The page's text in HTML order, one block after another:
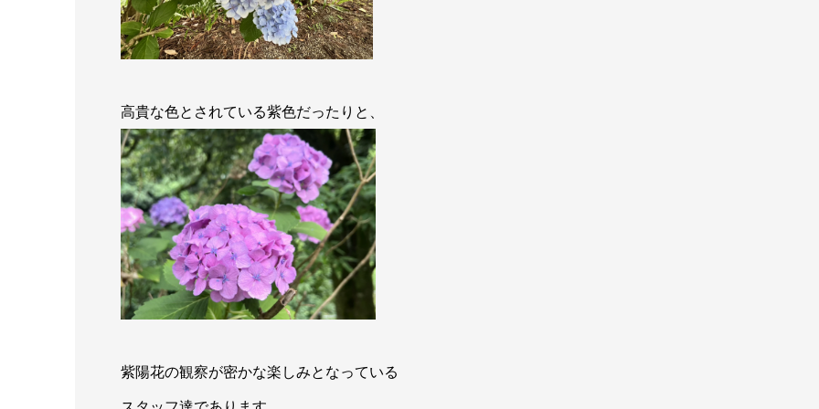
高貴な色とされている紫色だったりと、
紫陽花の観察が密かな楽しみとなっている